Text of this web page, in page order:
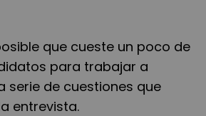
que cueste un poco de
para trabajar a
serie de cuestiones que
entrevista.